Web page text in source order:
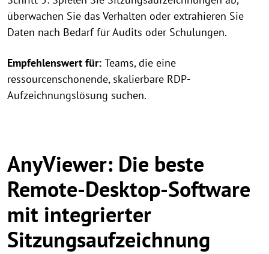
überwachen Sie das Verhalten oder extrahieren Sie
Daten nach Bedarf für Audits oder Schulungen.
Empfehlenswert für: Teams, die eine
ressourcenschonende, skalierbare RDP-
Aufzeichnungslösung suchen.
AnyViewer: Die beste
Remote-Desktop-Software
mit integrierter
Sitzungsaufzeichnung